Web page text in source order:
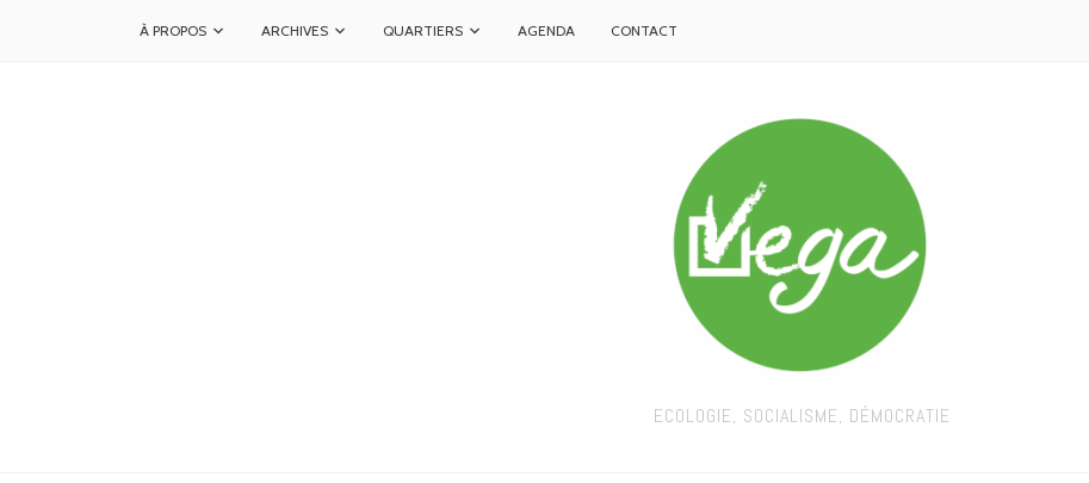
À PROPOS ARCHIVES QUARTIERS AGENDA CONTACT
ECOLOGIE, SOCIALISME, DÉMOCRATIE